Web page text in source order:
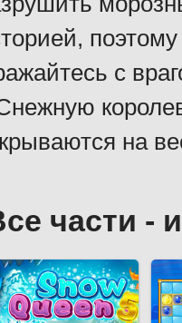
с
на
части -